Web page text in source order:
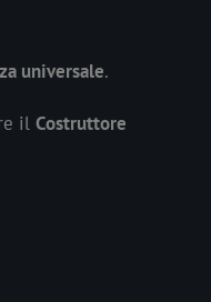
universale.
il Costruttore